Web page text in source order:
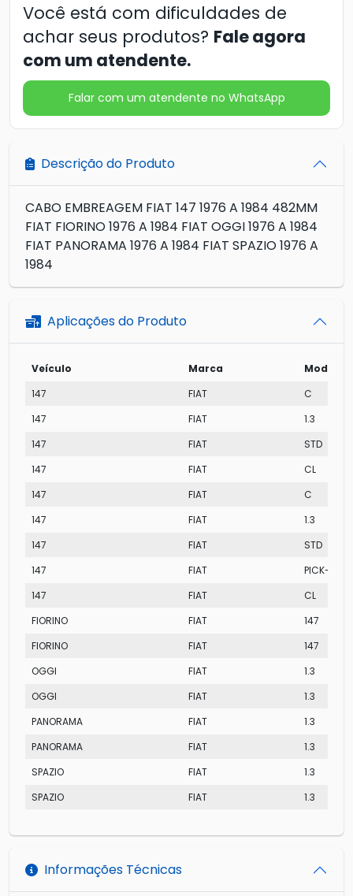
Você está com dificuldades de
achar seus produtos? Fale agora
com um atendente.
Falar com um atendente no WhatsApp
Descrição do Produto
CABO EMBREAGEM FIAT 147 1976 A 1984 482MM
FIAT FIORINO 1976 A 1984 FIAT OGGI 1976 A 1984
FIAT PANORAMA 1976 A 1984 FIAT SPAZIO 1976 A
1984
Aplicações do Produto
Veículo Marca
Modelo
147
FIAT
C
147
FIAT
1.3
147
FIAT
STD
147
FIAT
CL
147
FIAT
C
147
FIAT
1.3
147
FIAT
STD
147
FIAT
PICK-UP
147
FIAT
CL
FIORINO
FIAT
147
FIORINO
FIAT
147
OGGI
FIAT
1.3
OGGI
FIAT
1.3
PANORAMA
FIAT
1.3
PANORAMA
FIAT
1.3
SPAZIO
FIAT
1.3
SPAZIO
FIAT 1.3
Informações Técnicas